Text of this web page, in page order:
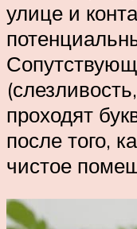
улице и
проходят
после того,
чистое